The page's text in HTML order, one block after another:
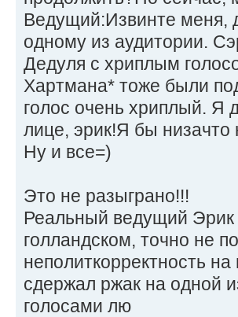
Ведущий:Извинте меня,
одному из аудитории.
Дедуля с хриплым
Хартмана* тоже были
голос очень хриплый.
лице, эрик!Я бы низачто
Ну и все=)
Это не разыграно!!!
Реальный ведущий Эрик
голландском, точно не
неполиткорректность
сдержал ржак на одной
голосами лю